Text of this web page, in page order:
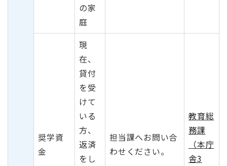
の家
庭
奨学資
金
現
在、
貸付
を受
けて
いる
方、
返済
をし
担当課へお問い合
わせください。
教育総
務課
（本庁
舎3